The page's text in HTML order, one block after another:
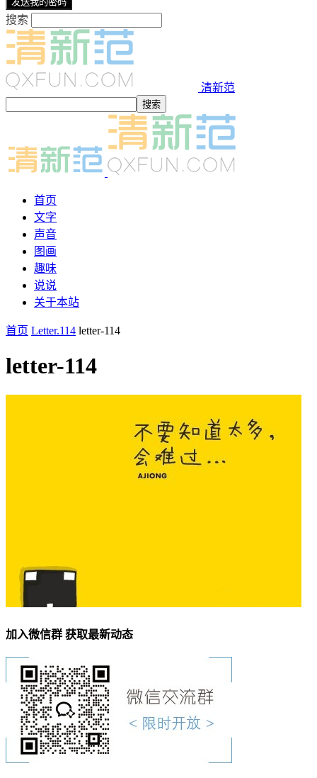
搜索
清新范
首页
文字
声音
图画
趣味
说说
关于本站
首页 Letter.114 letter-114
letter-114
加入微信群 获取最新动态